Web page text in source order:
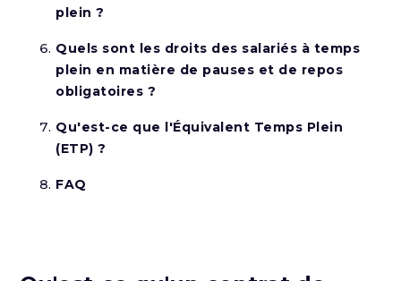
plein ?
Quels sont les droits des salariés à temps
plein en matière de pauses et de repos
obligatoires ?
Qu'est-ce que l'Équivalent Temps Plein
(ETP) ?
FAQ